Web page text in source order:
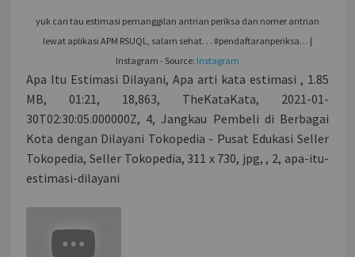
yuk cari tau estimasi pemanggilan antrian periksa dan nomer antrian
lewat aplikasi APM RSUQL, salam sehat. . . #pendaftaranperiksa… |
Instagram - Source: Instagram
Apa Itu Estimasi Dilayani, Apa arti kata estimasi , 1.85
MB, 01:21, 18,863, TheKataKata, 2021-01-
30T02:30:05.000000Z, 4, Jangkau Pembeli di Berbagai
Kota dengan Dilayani Tokopedia - Pusat Edukasi Seller
Tokopedia, Seller Tokopedia, 311 x 730, jpg, , 2, apa-itu-
estimasi-dilayani